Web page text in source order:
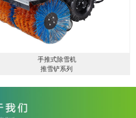
手推式除雪机
推雪铲系列